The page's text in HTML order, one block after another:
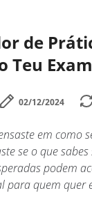
de
Teu
02/12/2024
em como
se o que
podem
para quem